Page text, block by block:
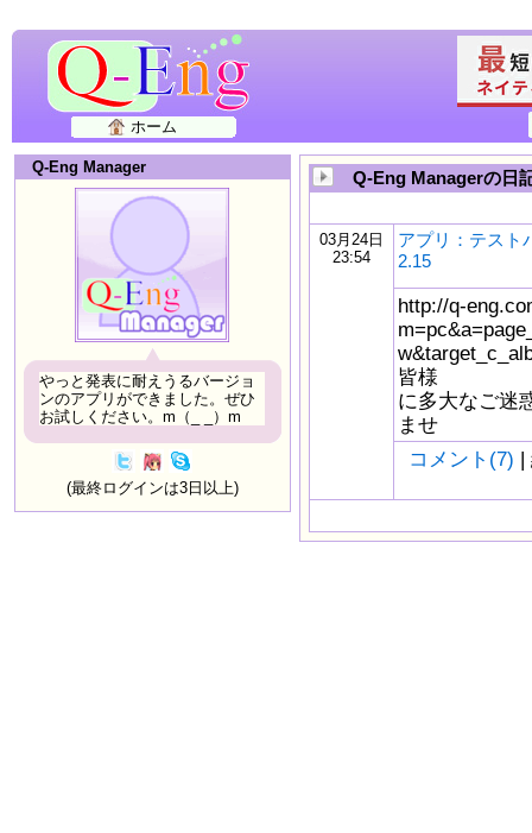
ホーム
Q-Eng Manager
やっと発表に耐えうるバージョ
ンのアプリができました。ぜひ
お試しください。m（_ _）m
(最終ログインは3日以上)
Q-Eng Managerの日
03月24日
23:54
アプリ：テスト
2.15
http://q-
皆様
に多大なご迷
ませ
コメント(7) |